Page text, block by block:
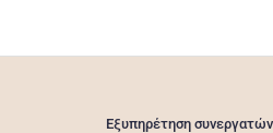
Εξυπηρέτηση συνεργατών